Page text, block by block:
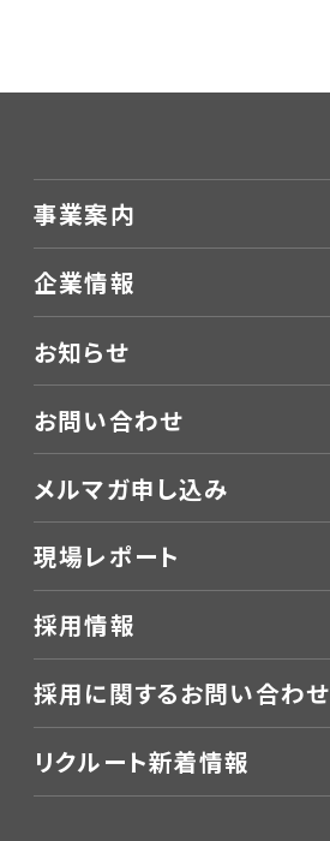
事業案内
企業情報
お知らせ
お問い合わせ
メルマガ申し込み
現場レポート
採用情報
採用に関するお問い合わせ
リクルート新着情報